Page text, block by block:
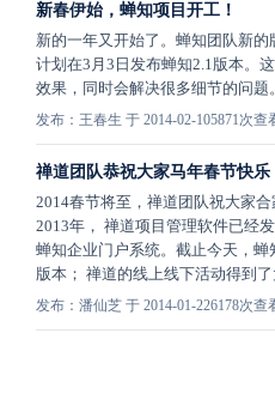
新春伊始，蝉知项目开工！
新的一年又开始了。蝉知团队新
计划在3月3日发布蝉知2.1版本。
效果，同时会解决很多细节的问题
发布：王春生 于 2014-02-105871次查
禅道团队恭祝大家马年春节快乐
2014春节将至，禅道团队祝大家
2013年， 禅道项目管理软件已经
蝉知企业门户系统。截止今天，
版本； 禅道的线上线下活动得到
发布：潘仙芝 于 2014-01-226178次查